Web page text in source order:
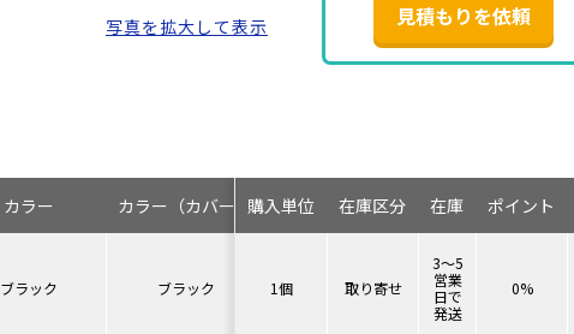
見積もりを依頼
写真を拡大して表示
カラー カラー（カバー）
ブラック ブラック
購入単位 在庫区分 在庫 ポイント
1個 取り寄せ
3～5
営業
日で
発送
0%